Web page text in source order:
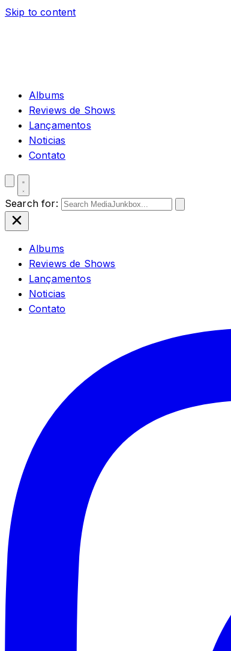
Skip to content
Albums
Reviews de Shows
Lançamentos
Noticias
Contato
Search for:
Albums
Reviews de Shows
Lançamentos
Noticias
Contato